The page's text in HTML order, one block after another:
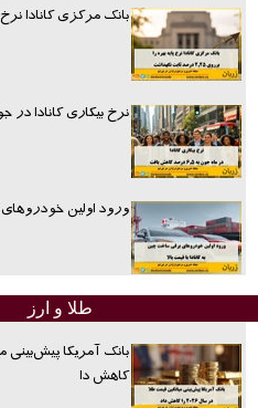
بانک مرکزی کانادا
نرخ بیکاری کانادا در جون ۲۰۲۶
ورود اولین خودروهای
طلا و ارز
کاهش دا